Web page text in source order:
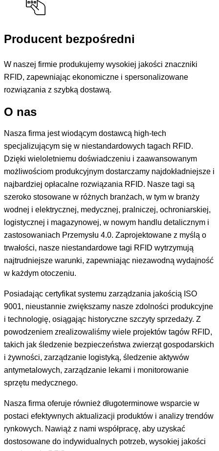
Producent bezpośredni
W naszej firmie produkujemy wysokiej jakości znaczniki
RFID, zapewniając ekonomiczne i spersonalizowane
rozwiązania z szybką dostawą.
O nas
Nasza firma jest wiodącym dostawcą high-tech
specjalizującym się w niestandardowych tagach RFID.
Dzięki wieloletniemu doświadczeniu i zaawansowanym
możliwościom produkcyjnym dostarczamy najdokładniejsze i
najbardziej opłacalne rozwiązania RFID. Nasze tagi są
szeroko stosowane w różnych branżach, w tym w branży
wodnej i elektrycznej, medycznej, pralniczej, ochroniarskiej,
logistycznej i magazynowej, w nowym handlu detalicznym i
zastosowaniach Przemysłu 4.0. Zaprojektowane z myślą o
trwałości, nasze niestandardowe tagi RFID wytrzymują
najtrudniejsze warunki, zapewniając niezawodną wydajność
w każdym otoczeniu.
Posiadając certyfikat systemu zarządzania jakością ISO
9001, nieustannie zwiększamy nasze zdolności produkcyjne
i technologię, osiągając historyczne szczyty sprzedaży. Z
powodzeniem zrealizowaliśmy wiele projektów tagów RFID,
takich jak śledzenie bezpieczeństwa zwierząt gospodarskich
i żywności, zarządzanie logistyką, śledzenie aktywów
antymetalowych, zarządzanie lekami i monitorowanie
sprzętu medycznego.
Nasza firma oferuje również długoterminowe wsparcie w
postaci efektywnych aktualizacji produktów i analizy trendów
rynkowych. Nawiąż z nami współpracę, aby uzyskać
dostosowane do indywidualnych potrzeb, wysokiej jakości